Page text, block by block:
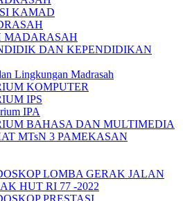
KAMAD
MADARASAH
DAN KEPENDIDIKAN
Lingkungan Madrasah
KOMPUTER
IPS
IPA
BAHASA DAN MULTIMEDIA
MTsN 3 PAMEKASAN
LOMBA GERAK JALAN
HUT RI 77 -2022
PRESTASI